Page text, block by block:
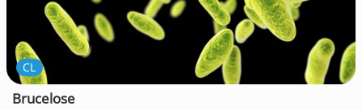
CL
Brucelose